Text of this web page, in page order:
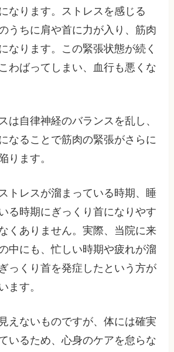
なります。ストレスを感じる
うちに肩や首に力が入り、筋肉
なります。この緊張状態が続く
わばってしまい、血行も悪くな
は自律神経のバランスを乱し、
なることで筋肉の緊張がさらに
ります。
トレスが溜まっている時期、睡
る時期にぎっくり首になりやす
くありません。実際、当院に来
中にも、忙しい時期や疲れが溜
っくり首を発症したという方が
ます。
えないものですが、体には確実
いるため、心身のケアを怠らな